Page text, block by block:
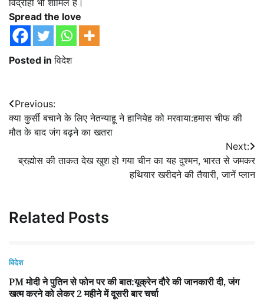
विद्रोही भी शामिल हैं।
Spread the love
Posted inविदेश
Post
navigation
Previous:
क्या कुर्सी बचाने के लिए नेतन्याहू ने हानियेह को मरवाया:हमास चीफ की
मौत के बाद जंग बढ़ने का खतरा
Next:
ब्रह्मोस की ताकत देख खुश हो गया चीन का यह दुश्‍मन, भारत से जमकर
हथियार खरीदने की तैयारी, जानें प्‍लान
Related Posts
विदेश
PM मोदी ने पुतिन से फोन पर की बात:यूक्रेन दौरे की जानकारी दी, जंग
खत्म करने को लेकर 2 महीने में दूसरी बार चर्चा